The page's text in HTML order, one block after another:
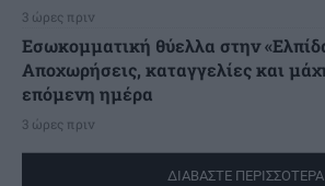
3 ώρες πριν
Εσωκομματική θύελλα στην
Αποχωρήσεις, καταγγελίες και
επόμενη ημέρα
3 ώρες πριν
ΔΙΑΒΑΣΤΕ ΠΕΡΙΣΣΟΤΕΡΑ